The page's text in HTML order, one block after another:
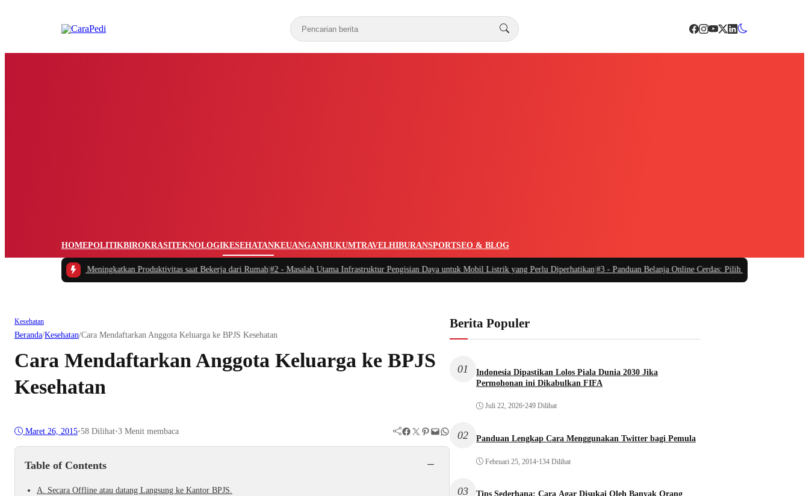
HOMEPOLITIKBIROKRASITEKNOLOGIKESEHATANKEUANGANHUKUMTRAVELHIBURANSPORTSEO & BLOG
Waktu dan Meningkatkan Produktivitas saat Bekerja dari Rumah|#2 -Masalah Utama Infrastruktur Pengisian Daya untuk Mobil Listrik yang Perlu Diperhatikan|#3 -Panduan Belanja Online Cerdas: Pilih Produk dengan Bijak
Kesehatan
Beranda/Kesehatan/Cara Mendaftarkan Anggota Keluarga ke BPJS Kesehatan
Cara Mendaftarkan Anggota Keluarga ke BPJS
Kesehatan
Maret 26, 2015•58 Dilihat•3 Menit membaca Facebook Twitter Pinterest Mail WhatsApp
Table of Contents −
A. Secara Offline atau datang Langsung ke Kantor BPJS.
Berita Populer
01
Indonesia Dipastikan Lolos Piala Dunia 2030 Jika
Permohonan ini Dikabulkan FIFA
Juli 22, 2026•249 Dilihat
02 Panduan Lengkap Cara Menggunakan Twitter bagi Pemula
Februari 25, 2014•134 Dilihat
03 Tips Sederhana: Cara Agar Disukai Oleh Banyak Orang